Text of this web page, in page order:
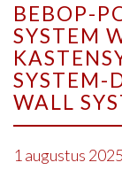
BEBOP-
SYSTEM
SYSTEM-
WALL
1 augustus 2025